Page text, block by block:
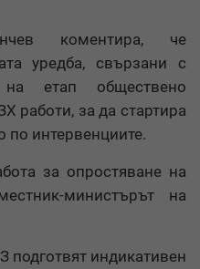
коментира, че
уредба, свързани с
етап обществено
работи, за да стартира
по интервенциите.
за опростяване на
министърът на
индикативен